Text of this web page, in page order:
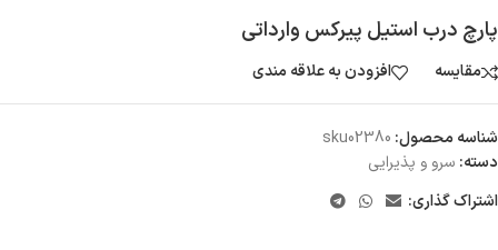
پارچ درب استیل پیرکس وارداتی
مقایسه افزودن به علاقه مندی
شناسه محصول: sku02380
دسته: سرو و پذیرایی
اشتراک گذاری: